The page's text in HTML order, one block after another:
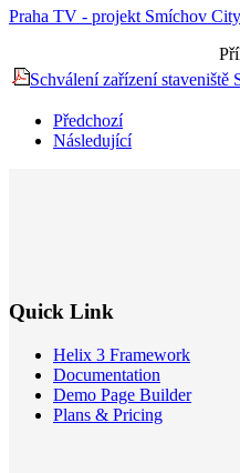
Praha TV - projekt Smíchov
Schválení zařízení staveniště
Předchozí
Následující
Quick Link
Helix 3 Framework
Documentation
Demo Page Builder
Plans & Pricing